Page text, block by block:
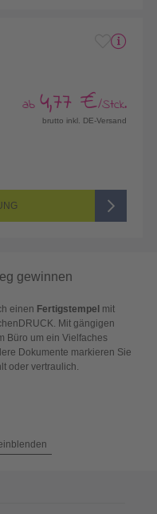
ab 4,77 €/Stck.
brutto inkl. DE-Versand
gewinnen
einen Fertigstempel mit
Mit gängigen
Büro um ein Vielfaches
Dokumente markieren Sie
oder vertraulich.